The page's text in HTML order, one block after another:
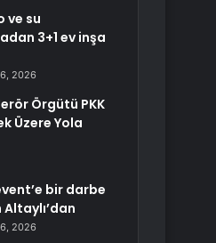
ve su
3+1 ev inşa
2026
Örgütü PKK
Üzere Yola
bir darbe
2026